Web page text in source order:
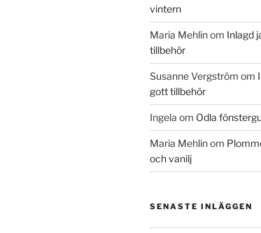
vintern
Maria Mehlinom Inlagd
tillbehör
Susanne Vergström om
gott tillbehör
Ingela om Odla
Maria Mehlinom
och vanilj
SENASTE INLÄGGEN